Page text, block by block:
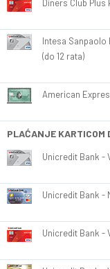
Diners Club Plus
Intesa Sanpaolo
(do 12 rata)
American
PLAĆANJE KARTICOM
Unicredit Bank -
Unicredit Bank -
Unicredit Bank -